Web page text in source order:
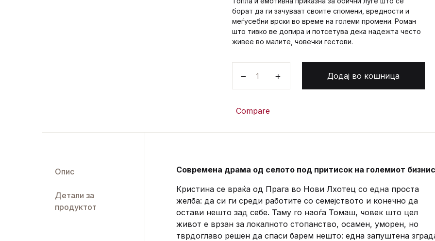
борат да ги зачуваат своите спомени, вредности и
меѓусебни врски во време на големи промени. Роман
што тивко ве допира и потсетува дека надежта често
живее во малите, човечки гестови.
Додај во кошница
Compare
Опис
Детали за
продуктот
Современа драма од селото под притисок на големиот
Кристина се враќа од Прага во Нови Лхотец со една проста
желба: да си ги среди работите со семејството и конечно да
остави нешто зад себе. Таму го наоѓа Томаш, човек што цел
живот е врзан за локалното стопанство, осамен, уморен, но
тврдоглаво решен да спаси барем нешто: една запуштена